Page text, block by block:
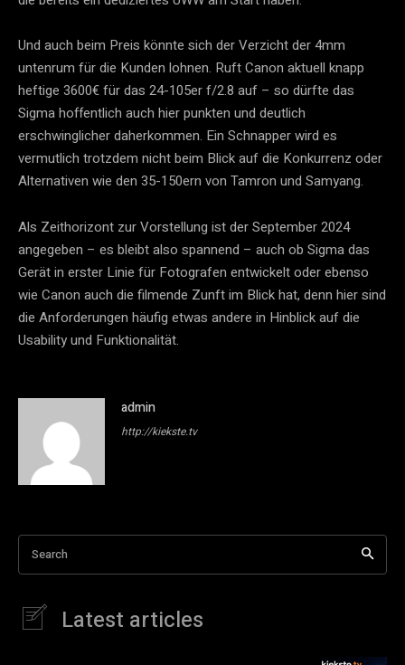
Und auch beim Preis könnte sich der Verzicht der 4mm
untenrum für die Kunden lohnen. Ruft Canon aktuell knapp
heftige 3600€ für das 24-105er f/2.8 auf – so dürfte das
Sigma hoffentlich auch hier punkten und deutlich
erschwinglicher daherkommen. Ein Schnapper wird es
vermutlich trotzdem nicht beim Blick auf die Konkurrenz oder
Alternativen wie den 35-150ern von Tamron und Samyang.
Als Zeithorizont zur Vorstellung ist der September 2024
angegeben – es bleibt also spannend – auch ob Sigma das
Gerät in erster Linie für Fotografen entwickelt oder ebenso
wie Canon auch die filmende Zunft im Blick hat, denn hier sind
die Anforderungen häufig etwas andere in Hinblick auf die
Usability und Funktionalität.
admin
http://kiekste.tv
Search
Latest articles